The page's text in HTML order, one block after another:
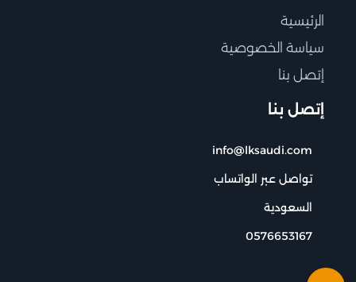
الرئيسية
سياسة الخصوصية
إتصل بنا
إتصل بنا
info@lksaudi.com
تواصل عبر الواتساب
السعودية
0576653167